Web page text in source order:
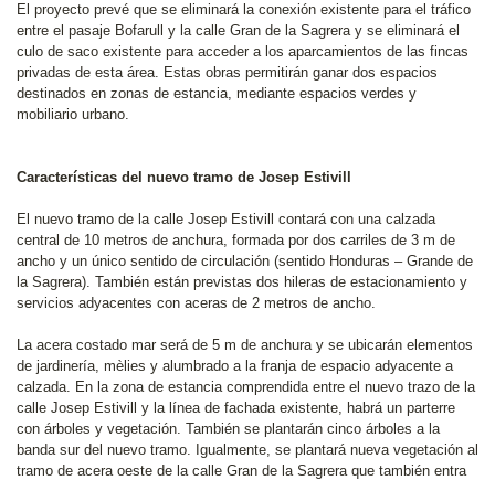
El proyecto prevé que se eliminará la conexión existente para el tráfico
entre el pasaje Bofarull y la calle Gran de la Sagrera y se eliminará el
culo de saco existente para acceder a los aparcamientos de las fincas
privadas de esta área. Estas obras permitirán ganar dos espacios
destinados en zonas de estancia, mediante espacios verdes y
mobiliario urbano.
Características del nuevo tramo de Josep Estivill
El nuevo tramo de la calle Josep Estivill contará con una calzada
central de 10 metros de anchura, formada por dos carriles de 3 m de
ancho y un único sentido de circulación (sentido Honduras – Grande de
la Sagrera). También están previstas dos hileras de estacionamiento y
servicios adyacentes con aceras de 2 metros de ancho.
La acera costado mar será de 5 m de anchura y se ubicarán elementos
de jardinería, mèlies y alumbrado a la franja de espacio adyacente a
calzada. En la zona de estancia comprendida entre el nuevo trazo de la
calle Josep Estivill y la línea de fachada existente, habrá un parterre
con árboles y vegetación. También se plantarán cinco árboles a la
banda sur del nuevo tramo. Igualmente, se plantará nueva vegetación al
tramo de acera oeste de la calle Gran de la Sagrera que también entra